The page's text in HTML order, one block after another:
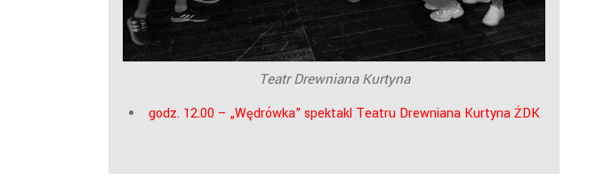
Teatr Drewniana Kurtyna
godz. 12.00 – „Wędrówka” spektakl Teatru Drewniana Kurtyna ŻDK